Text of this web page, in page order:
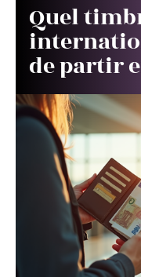
Quel
de partir